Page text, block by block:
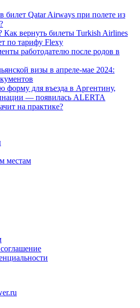
билет Qatar Airways при полете из
Как вернуть билеты Turkish Airlines
по тарифу Flexy
работодателю после родов в
визы в апреле-мае 2024:
форму для въезда в Аргентину,
— появилась ALERTA
на практике?
местам